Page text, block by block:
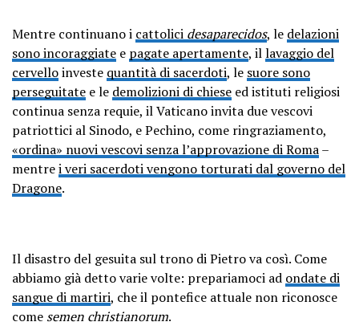
Mentre continuano i cattolici desaparecidos, le delazioni
sono incoraggiate e pagate apertamente, illavaggio del
cervelloinveste quantità di sacerdoti, le suore sono
perseguitate e le demolizioni di chiese ed istituti religiosi
continua senza requie, il Vaticano invita due vescovi
patriottici al Sinodo, e Pechino, come ringraziamento,
«ordina» nuovi vescovi senza l’approvazione di Roma–
mentrei veri sacerdoti vengono torturati dal governo del
Dragone.
Il disastro del gesuita sul trono di Pietro va così. Come
abbiamo già detto varie volte: prepariamoci ad ondate di
sangue di martiri, che il pontefice attuale non riconosce
come semen christianorum.